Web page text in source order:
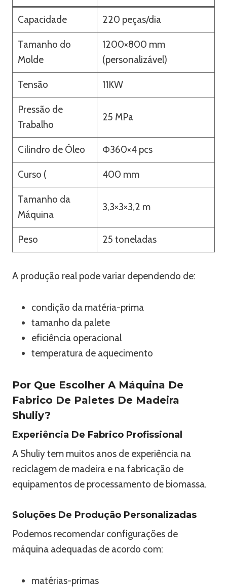
Capacidade 220 peças/dia
Tamanho do
Molde
1200×800 mm
(personalizável)
Tensão 11KW
Pressão de
Trabalho
25 MPa
Cilindro de Óleo Φ360×4 pcs
Curso ( 400 mm
Tamanho da
Máquina
3,3×3×3,2 m
Peso 25 toneladas
A produção real pode variar dependendo de:
condição da matéria-prima
tamanho da palete
eficiência operacional
temperatura de aquecimento
Por Que Escolher A Máquina De
Fabrico De Paletes De Madeira
Shuliy?
Experiência De Fabrico Profissional
A Shuliy tem muitos anos de experiência na
reciclagem de madeira e na fabricação de
equipamentos de processamento de biomassa.
Soluções De Produção Personalizadas
Podemos recomendar configurações de
máquina adequadas de acordo com:
matérias-primas